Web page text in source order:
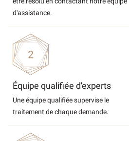
d'assistance.
Équipe qualifiée d'experts
Une équipe qualifiée supervise le
traitement de chaque demande.